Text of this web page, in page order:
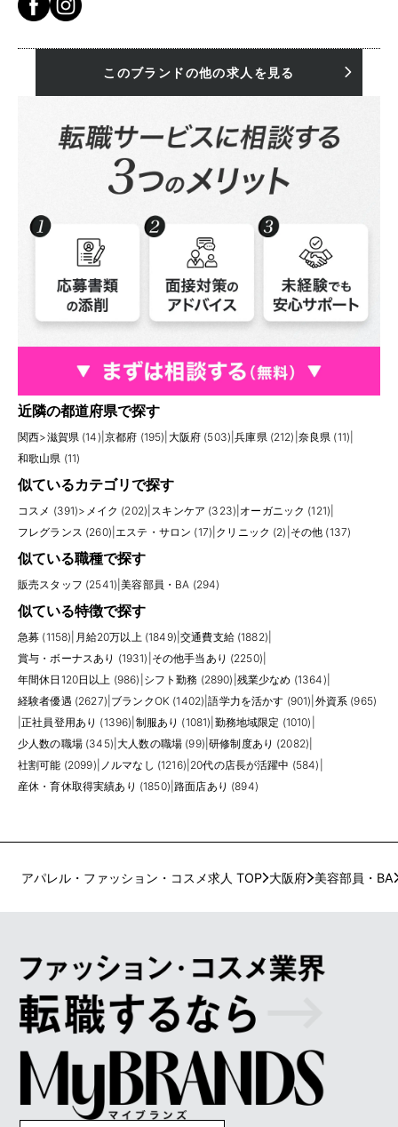
このブランドの他の求人を見る
近隣の都道府県で探す
関西>滋賀県 (14) 京都府 (195) 大阪府 (503) |兵庫県 (212) 奈良県 (11)
和歌山県 (11)
似ているカテゴリで探す
コスメ (391)> メイク (202) スキンケア (323) オーガニック (121)
フレグランス (260) |エステ・サロン (17) クリニック (2) その他 (137)
似ている職種で探す
販売スタッフ (2541) |美容部員・BA (294)
似ている特徴で探す
急募 (1158) 月給20万以上 (1849) |交通費支給 (1882)
賞与・ボーナスあり (1931) その他手当あり (2250)
年間休日120日以上 (986) シフト勤務 (2890) 残業少なめ (1364)
経験者優遇 (2627) ブランクOK (1402) |語学力を活かす (901) 外資系 (965)
|正社員登用あり (1396) 制服あり (1081) 勤務地域限定 (1010)
少人数の職場 (345) |大人数の職場 (99) |研修制度あり (2082)
社割可能 (2099) ノルマなし (1216) 20代の店長が活躍中 (584)
産休・育休取得実績あり (1850) |路面店あり (894)
アパレル・ファッション・コスメ求人 TOP 大阪府 美容部員・BA